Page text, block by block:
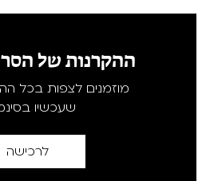
ההקרנות של
מוזמנים לצפות בכל
שעכשיו
לרכישה